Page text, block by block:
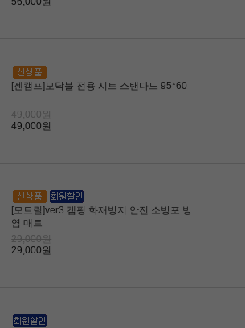
[젠캠프]모닥불 전용 시트 스탠다드 95*60
49,000원
49,000원
[모트릴]ver3 캠핑 화재방지 안전 소방포 방
염 매트
29,000원
29,000원